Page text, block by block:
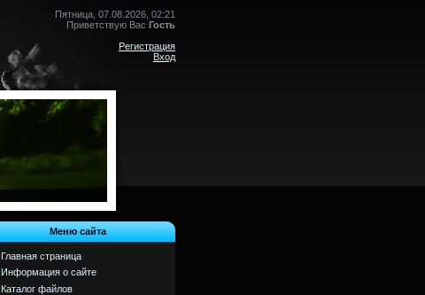
Пятница, 07.08.2026, 02:21
Приветствую Вас Гость
Регистрация
Вход
Меню сайта
Главная страница
Информация о сайте
Каталог файлов